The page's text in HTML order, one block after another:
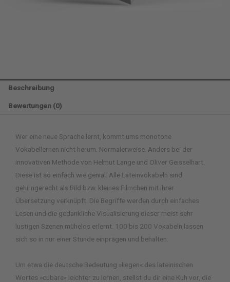
Beschreibung
Bewertungen (0)
Wer eine neue Sprache lernt, kommt ums monotone
Vokabellernen nicht herum. Normalerweise. Anders bei der
innovativen Methode von Helmut Lange und Oliver Geisselhart.
Diese ist so einfach wie genial: Alle Lateinvokabeln sind
gehirngerecht als Bild bzw. kleines Filmchen mit ihrer
Übersetzung verknüpft. Die Begriffe werden durch einfaches
Lesen und die gedankliche Visualisierung dieser meist sehr
lustigen Szenen mühelos erlernt. 100 bis 200 Vokabeln lassen
sich so in nur einer Stunde einprägen und behalten.
Um etwa die deutsche Bedeutung »liegen« des lateinischen
Wortes »cubare« leichter zu lernen, stellst du dir eine Kuh vor, die